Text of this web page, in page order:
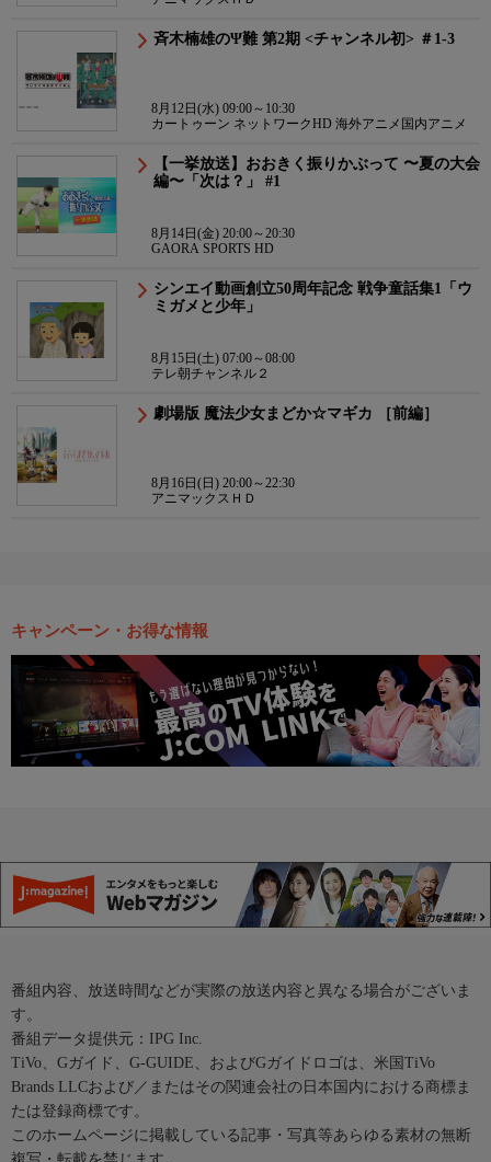
斉木楠雄のΨ難 第2期 <チャンネル初> ＃1-3
8月12日(水) 09:00～10:30
カートゥーン ネットワークHD 海外アニメ国内アニメ
【一挙放送】おおきく振りかぶって 〜夏の大会
編〜「次は？」 #1
8月14日(金) 20:00～20:30
GAORA SPORTS HD
シンエイ動画創立50周年記念 戦争童話集1「ウ
ミガメと少年」
8月15日(土) 07:00～08:00
テレ朝チャンネル２
劇場版 魔法少女まどか☆マギカ ［前編］
8月16日(日) 20:00～22:30
アニマックスＨＤ
キャンペーン・お得な情報
番組内容、放送時間などが実際の放送内容と異なる場合がございま
す。
番組データ提供元：IPG Inc.
TiVo、Gガイド、G-GUIDE、およびGガイドロゴは、米国TiVo
Brands LLCおよび／またはその関連会社の日本国内における商標ま
たは登録商標です。
このホームページに掲載している記事・写真等あらゆる素材の無断